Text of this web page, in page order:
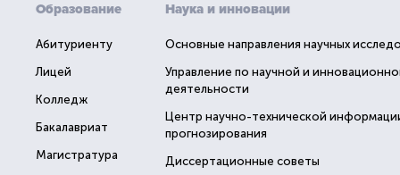
Образование
Абитуриенту
Лицей
Колледж
Бакалавриат
Магистратура
Наука и инновации
Основные направления научных
Управление по научной и
деятельности
Центр научно-технической
прогнозирования
Диссертационные советы